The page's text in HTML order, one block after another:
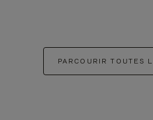
PARCOURIR TOUTES